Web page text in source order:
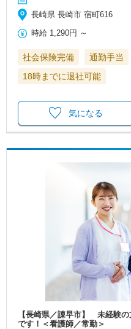
長崎県 長崎市 宿町616
時給 1,290円 ～
社会保険完備 通勤手当
18時までに退社可能
気になる
【長崎県／諌早市】 未経験
です！＜看護師／常勤＞